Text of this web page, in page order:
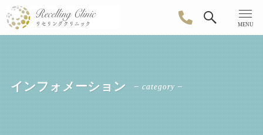
MENU
インフォメーション – category –